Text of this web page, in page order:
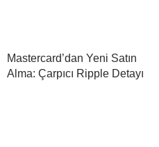
Mastercard’dan Yeni Satın
Alma: Çarpıcı Ripple Detayı